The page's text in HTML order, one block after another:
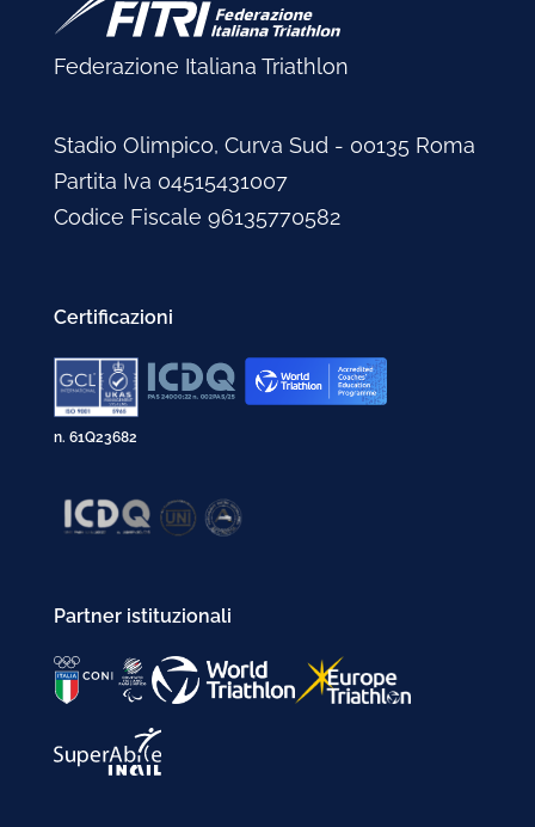
Federazione Italiana Triathlon
Stadio Olimpico, Curva Sud - 00135 Roma
Partita Iva 04515431007
Codice Fiscale 96135770582
Certificazioni
n. 61Q23682
Partner istituzionali